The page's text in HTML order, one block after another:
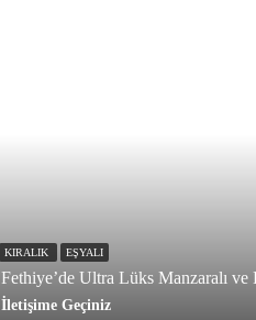
Fethiye’de Ultra Lüks Manzaralı
İletişime Geçiniz
KIRALIK EŞYALI